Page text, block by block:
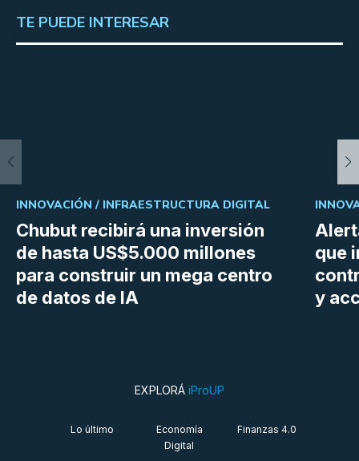
TE PUEDE INTERESAR
Chubut recibirá una inversión
de hasta US$5.000 millones
para construir un mega centro
de datos de IA
INNOVACIÓN / INFRAESTRUCTURA DIGITAL
que
y
EXPLORÁ iProUP
Lo último
Economía
Digital
Finanzas 4.0